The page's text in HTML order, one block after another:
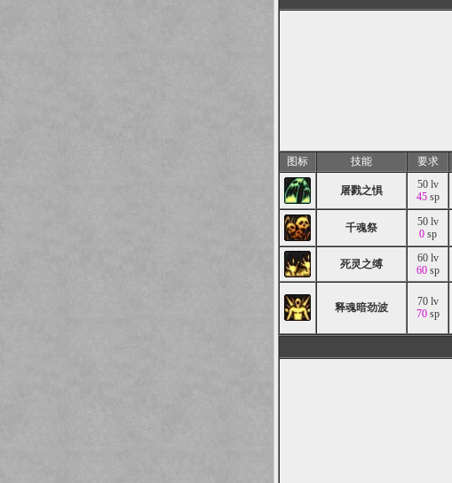
图标 技能 要求
屠戮之惧
50 lv
45 sp
千魂祭
50 lv
0sp
死灵之缚
60 lv
60sp
释魂暗劲波
70 lv
70sp